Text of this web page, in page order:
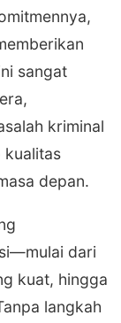
sangat
kriminal
kualitas
depan.
dari
kuat, hingga
langkah